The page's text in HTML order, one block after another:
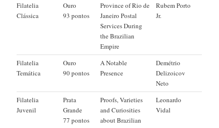
Filatelia
Clássica
Ouro
93 pontos
Province of Rio de
Janeiro Postal
Services During
the Brazilian
Empire
Rubem Porto
Jr.
Filatelia
Temática
Ouro
90 pontos
A Notable
Presence
Demétrio
Delizoicov
Neto
Filatelia
Juvenil
Prata
Grande
77 pontos
Proofs, Varieties
and Curiosities
about Brazilian
Leonardo
Vidal